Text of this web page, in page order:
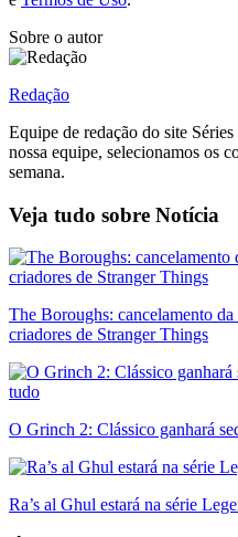
Sobre o autor
Redação
Equipe de redação do site
nossa equipe, selecionamos os
semana.
Veja tudo sobre Notícia
The Boroughs: cancelamento
criadores de Stranger Things
O Grinch 2: Clássico ganhará
Ra’s al Ghul estará na série